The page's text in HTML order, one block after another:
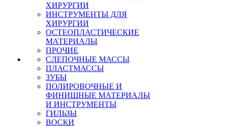
ХИРУРГИИ
ИНСТРУМЕНТЫ ДЛЯ
ХИРУРГИИ
ОСТЕОПЛАСТИЧЕСКИЕ
МАТЕРИАЛЫ
ПРОЧИЕ
СЛЕПОЧНЫЕ МАССЫ
ПЛАСТМАССЫ
ЗУБЫ
ПОЛИРОВОЧНЫЕ И
ФИНИШНЫЕ МАТЕРИАЛЫ
И ИНСТРУМЕНТЫ
ГИЛЬЗЫ
ВОСКИ